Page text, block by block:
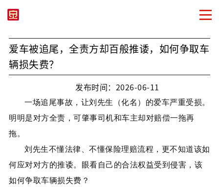
爱车被追尾，全责方却百般推诿，如何争取车
辆损失费？
发布时间：2026-06-11
一场追尾事故，让刘先生（化名）的爱车严重受损。
明明是对方全责，可肇事司机和车主却对赔偿一拖再
拖。
刘先生不懂法律、不懂保险理赔流程，更不知道该如
何应对对方的推诿。眼看自己的合法权益受到侵害， 该
如何争取车辆损失费？